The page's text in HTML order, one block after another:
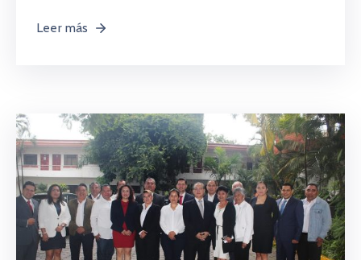
Leer más